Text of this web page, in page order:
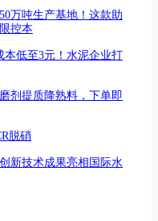
万吨生产基地！这款助
控本
低至3元！水泥企业打
剂提质降熟料，下单即
脱硝
新技术成果亮相国际水